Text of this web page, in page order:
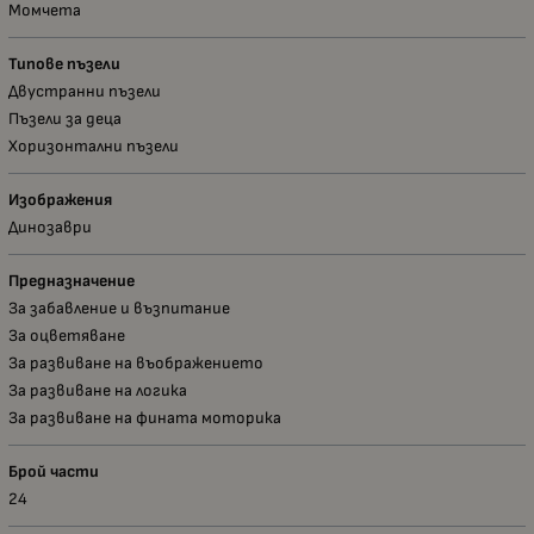
Момчета
Типове пъзели
Двустранни пъзели
Пъзели за деца
Хоризонтални пъзели
Изображения
Динозаври
Предназначение
За забавление и възпитание
За оцветяване
За развиване на въображението
За развиване на логика
За развиване на фината моторика
Брой части
24